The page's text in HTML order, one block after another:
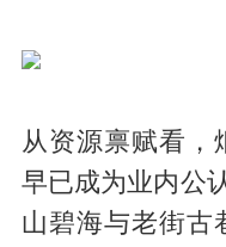
从资源禀赋看，
早已成为业内公
山碧海与老街古